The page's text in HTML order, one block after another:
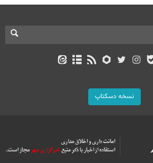
نسخه دسکتاپ